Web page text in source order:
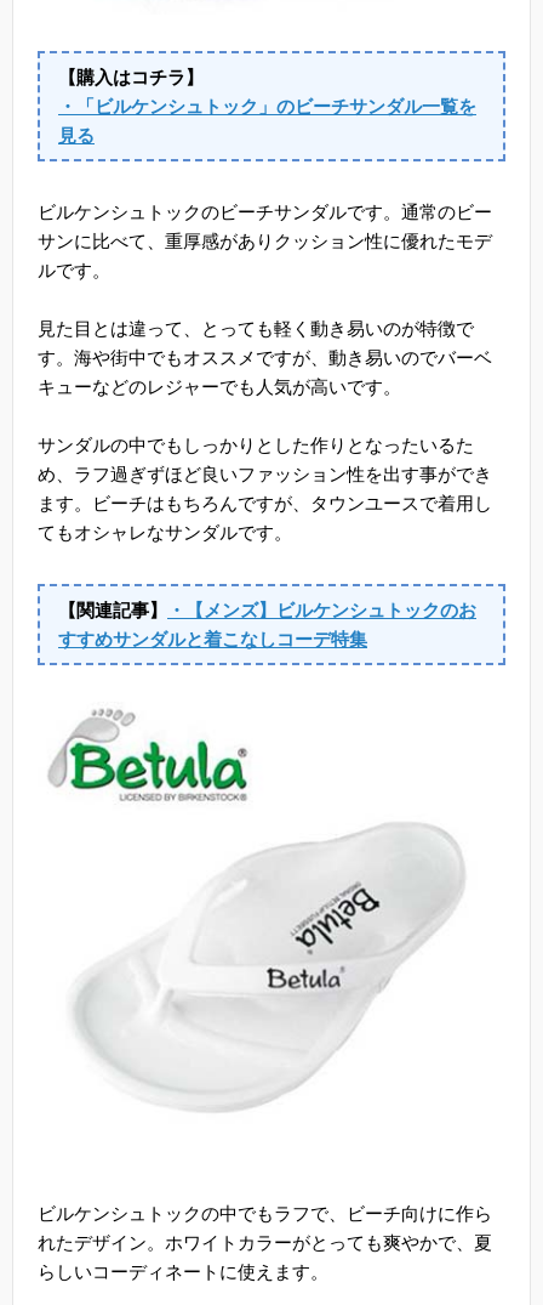
【購入はコチラ】
・「ビルケンシュトック」のビーチサンダル一覧を
見る
ビルケンシュトックのビーチサンダルです。通常のビー
サンに比べて、重厚感がありクッション性に優れたモデ
ルです。
見た目とは違って、とっても軽く動き易いのが特徴で
す。海や街中でもオススメですが、動き易いのでバーベ
キューなどのレジャーでも人気が高いです。
サンダルの中でもしっかりとした作りとなったいるた
め、ラフ過ぎずほど良いファッション性を出す事ができ
ます。ビーチはもちろんですが、タウンユースで着用し
てもオシャレなサンダルです。
【関連記事】
・【メンズ】ビルケンシュトックのお
すすめサンダルと着こなしコーデ特集
ビルケンシュトックの中でもラフで、ビーチ向けに作ら
れたデザイン。ホワイトカラーがとっても爽やかで、夏
らしいコーディネートに使えます。